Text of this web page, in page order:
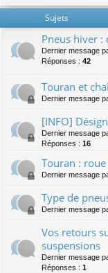
Sujets
Pneus hiver :
Dernier message
Réponses : 42
Touran et
Dernier message
[INFO]
Dernier message
Réponses : 16
Touran :
Dernier message
Type de
Dernier message
Vos retours
suspensions
Dernier message
Réponses : 1